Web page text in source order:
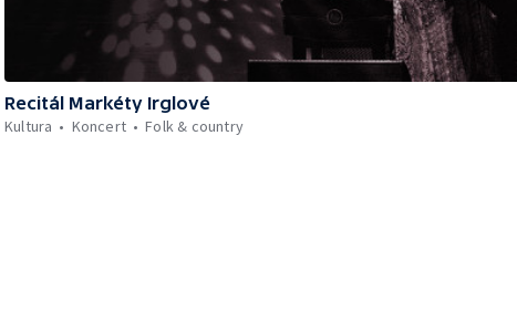
Recitál Markéty Irglové
Kultura
Koncert Folk & country